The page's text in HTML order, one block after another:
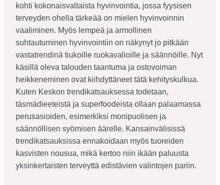
kohti kokonaisvaltaista hyvinvointia, jossa fyysisen
terveyden ohella tärkeää on mielen hyvinvoinnin
vaaliminen. Myös lempeä ja armollinen
suhtautuminen hyvinvointiin on näkynyt jo pitkään
vastatrendinä tiukoille ruokavalioille ja säännöille. Nyt
käsillä oleva talouden taantuma ja ostovoiman
heikkeneminen ovat kiihdyttäneet tätä kehityskulkua.
Kuten Keskon trendikatsauksessa todetaan,
täsmädieeteistä ja superfoodeista ollaan palaamassa
perusasioiden, esimerkiksi monipuolisen ja
säännöllisen syömisen äärelle. Kansainvälisissä
trendikatsauksissa ennakoidaan myös tuoreiden
kasvisten nousua, mikä kertoo niin ikään paluusta
yksinkertaisten terveyttä edistävien valintojen pariin.